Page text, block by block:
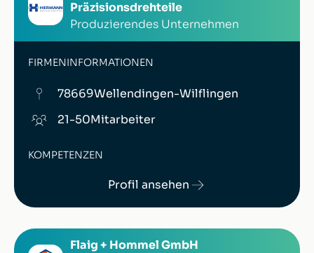
Präzisionsdrehteile
Produzierendes Unternehmen
FIRMENINFORMATIONEN
78669Wellendingen-Wilflingen
21-50Mitarbeiter
KOMPETENZEN
Profil ansehen
Flaig + Hommel GmbH